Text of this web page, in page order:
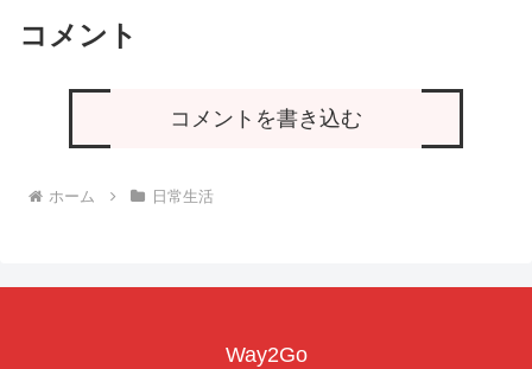
コメント
コメントを書き込む
ホーム 日常生活
Way2Go